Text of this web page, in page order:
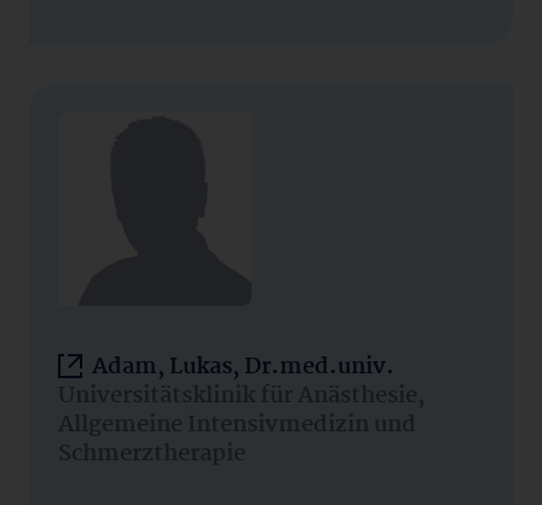
Adam, Lukas, Dr.med.univ.
Universitätsklinik für Anästhesie,
Allgemeine Intensivmedizin und
Schmerztherapie